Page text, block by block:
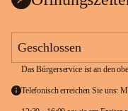
Geschlossen
Das Bürgerservice ist an den